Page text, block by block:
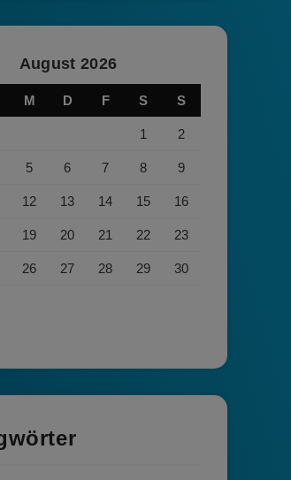
August 2026
M D F S S
1 2
5 6 7 8 9
12 13 14 15 16
19 20 21 22 23
26 27 28 29 30